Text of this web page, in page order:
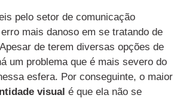
pelo setor de comunicação
mais danoso em se tratando de
de terem diversas opções de
um problema que é mais severo do
esfera. Por conseguinte, o maior
visual é que ela não se